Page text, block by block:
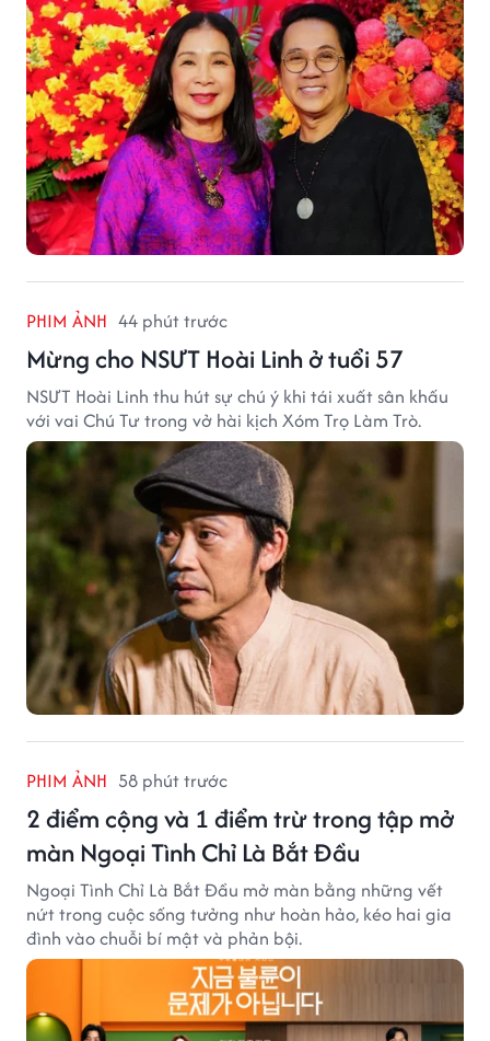
PHIM ẢNH 44 phút trước
Mừng cho NSƯT Hoài Linh ở tuổi 57
NSƯT Hoài Linh thu hút sự chú ý khi tái xuất sân khấu
với vai Chú Tư trong vở hài kịch Xóm Trọ Làm Trò.
PHIM ẢNH 58 phút trước
2 điểm cộng và 1 điểm trừ trong tập mở
màn Ngoại Tình Chỉ Là Bắt Đầu
Ngoại Tình Chỉ Là Bắt Đầu mở màn bằng những vết
nứt trong cuộc sống tưởng như hoàn hảo, kéo hai gia
đình vào chuỗi bí mật và phản bội.